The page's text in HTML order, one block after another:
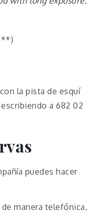
la pista de esquí
a 682 02
puedes hacer
manera telefónica,